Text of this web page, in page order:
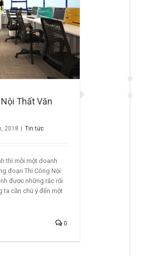
Thất Văn
2018 | Tin tức
thì mỗi một doanh
đoạn Thi Công Nội
được những rắc rối
ta cần chú ý đến một
0
Dạng Năm 2018
Tin tức